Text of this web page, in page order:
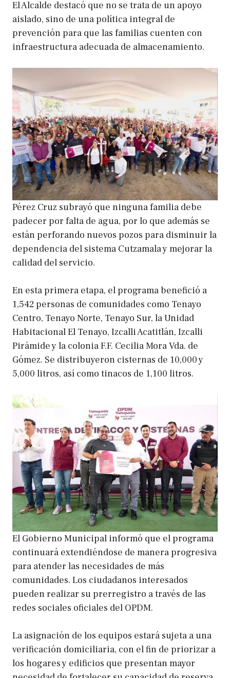
El Alcalde destacó que no se trata de un apoyo
aislado, sino de una política integral de
prevención para que las familias cuenten con
infraestructura adecuada de almacenamiento.
Pérez Cruz subrayó que ninguna familia debe
padecer por falta de agua, por lo que además se
están perforando nuevos pozos para disminuir la
dependencia del sistema Cutzamala y mejorar la
calidad del servicio.
En esta primera etapa, el programa benefició a
1,542 personas de comunidades como Tenayo
Centro, Tenayo Norte, Tenayo Sur, la Unidad
Habitacional El Tenayo, Izcalli Acatitlán, Izcalli
Pirámide y la colonia F.F. Cecilia Mora Vda. de
Gómez. Se distribuyeron cisternas de 10,000 y
5,000 litros, así como tinacos de 1,100 litros.
El Gobierno Municipal informó que el programa
continuará extendiéndose de manera progresiva
para atender las necesidades de más
comunidades. Los ciudadanos interesados
pueden realizar su prerregistro a través de las
redes sociales oficiales del OPDM.
La asignación de los equipos estará sujeta a una
verificación domiciliaria, con el fin de priorizar a
los hogares y edificios que presentan mayor